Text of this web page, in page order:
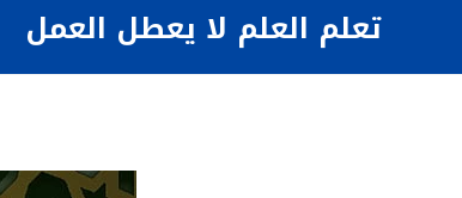
تعلم العلم لا يعطل العمل